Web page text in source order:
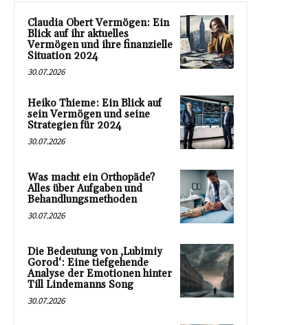
Claudia Obert Vermögen: Ein
Blick auf ihr aktuelles
Vermögen und ihre finanzielle
Situation 2024
30.07.2026
Heiko Thieme: Ein Blick auf
sein Vermögen und seine
Strategien für 2024
30.07.2026
Was macht ein Orthopäde?
Alles über Aufgaben und
Behandlungsmethoden
30.07.2026
Die Bedeutung von ‚Lubimiy
Gorod‘: Eine tiefgehende
Analyse der Emotionen hinter
Till Lindemanns Song
30.07.2026